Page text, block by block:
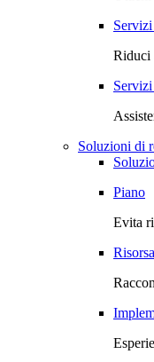
Riduci
Soluzioni di
Piano
Evita
Risorsa